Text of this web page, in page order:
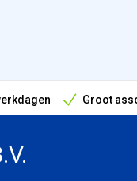
Groot
leveringen tijdens de